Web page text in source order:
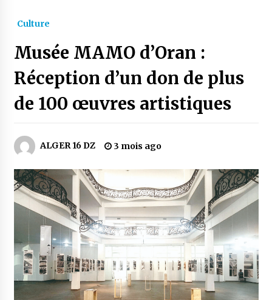
Début des camps d’été pour un deuxième
groupe d’enfants autistes
Parking de la Promenade des Sablettes : Mis en
service de bornes automatiques
ayants droit
5 jours ago
La Gendarmerie nationale lance ses comptes
officiels sur les réseaux sociaux
1 semaine ago
Droit de change : Le CPA lance une carte VISA
dédiée aux voyages à l’étranger
1 semaine ago
Culture
Musée MAMO d’Oran :
Réception d’un don de plus
de 100 œuvres artistiques
ALGER 16 DZ 3 mois ago